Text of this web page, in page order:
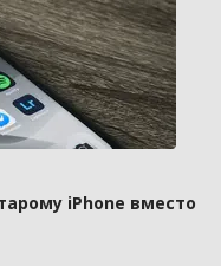
iPhone вместо